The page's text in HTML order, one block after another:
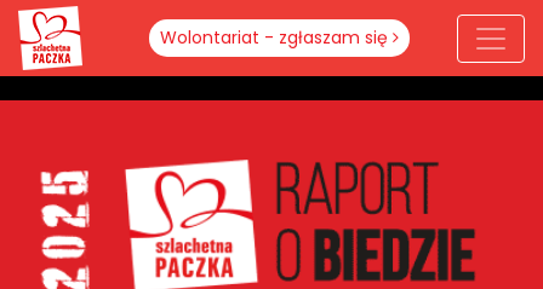
Wolontariat - zgłaszam się